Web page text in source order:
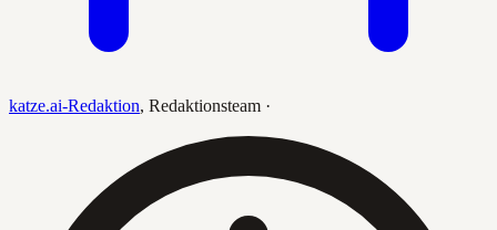
katze.ai-Redaktion, Redaktionsteam ·